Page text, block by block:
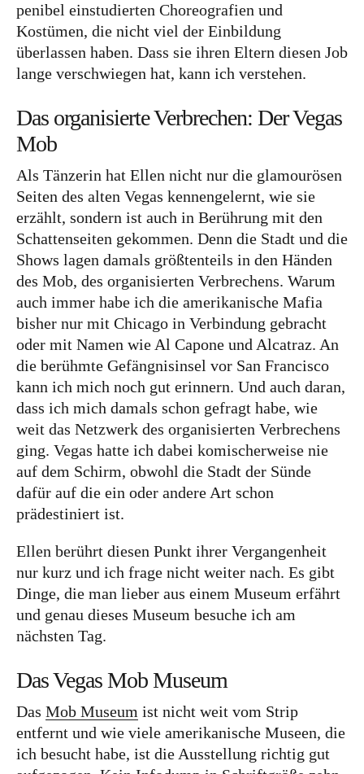
Belgien
Deutschland
Frankreich
Gibraltar
Irland
Luxemburg
Niederlande
Österreich
Schweiz
Naher Osten
Oman
Ozeanien
Australien
Food
MOIN, MOIN!
penibel einstudierten Choreografien und
Kostümen, die nicht viel der Einbildung
überlassen haben. Dass sie ihren Eltern diesen Job
lange verschwiegen hat, kann ich verstehen.
Das organisierte Verbrechen: Der Vegas
Mob
Als Tänzerin hat Ellen nicht nur die glamourösen
Seiten des alten Vegas kennengelernt, wie sie
erzählt, sondern ist auch in Berührung mit den
Schattenseiten gekommen. Denn die Stadt und die
Shows lagen damals größtenteils in den Händen
des Mob, des organisierten Verbrechens. Warum
auch immer habe ich die amerikanische Mafia
bisher nur mit Chicago in Verbindung gebracht
oder mit Namen wie Al Capone und Alcatraz. An
die berühmte Gefängnisinsel vor San Francisco
kann ich mich noch gut erinnern. Und auch daran,
dass ich mich damals schon gefragt habe, wie
weit das Netzwerk des organisierten Verbrechens
ging. Vegas hatte ich dabei komischerweise nie
auf dem Schirm, obwohl die Stadt der Sünde
dafür auf die ein oder andere Art schon
prädestiniert ist.
Ellen berührt diesen Punkt ihrer Vergangenheit
nur kurz und ich frage nicht weiter nach. Es gibt
Dinge, die man lieber aus einem Museum erfährt
und genau dieses Museum besuche ich am
nächsten Tag.
Das Vegas Mob Museum
Das Mob Museum ist nicht weit vom Strip
entfernt und wie viele amerikanische Museen, die
ich besucht habe, ist die Ausstellung richtig gut